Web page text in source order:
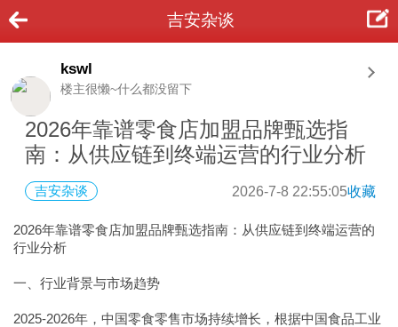
吉安杂谈
kswl
楼主很懒~什么都没留下
2026年靠谱零食店加盟品牌甄选指
南：从供应链到终端运营的行业分析
吉安杂谈 2026-7-8 22:55:05收藏
2026年靠谱零食店加盟品牌甄选指南：从供应链到终端运营的
行业分析
一、行业背景与市场趋势
2025-2026年，中国零食零售市场持续增长，根据中国食品工业